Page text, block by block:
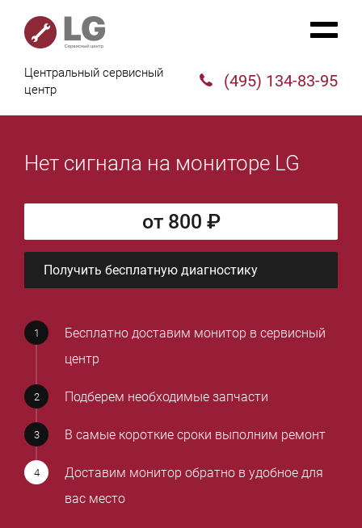
Центральный сервисный
центр
(495) 134-83-95
Нет сигнала на мониторе LG
от 800 ₽
Получить бесплатную диагностику
Бесплатно доставим монитор в сервисный
центр
Подберем необходимые запчасти
В самые короткие сроки выполним ремонт
Доставим монитор обратно в удобное для
вас место